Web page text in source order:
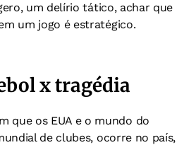
um delírio tático, achar que
um jogo é estratégico.
x tragédia
que os EUA e o mundo do
de clubes, ocorre no país,